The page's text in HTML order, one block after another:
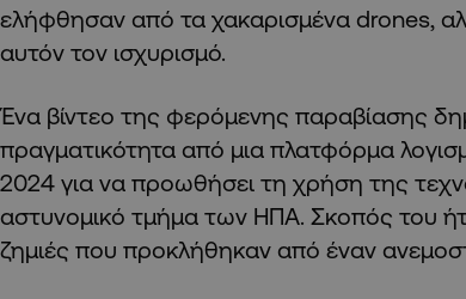
ελήφθησαν από τα χακαρισμένα drones,
αυτόν τον ισχυρισμό.
Ένα βίντεο της φερόμενης παραβίασης
πραγματικότητα από μια πλατφόρμα
2024 για να προωθήσει τη χρήση της
αστυνομικό τμήμα των ΗΠΑ. Σκοπός του
ζημιές που προκλήθηκαν από έναν